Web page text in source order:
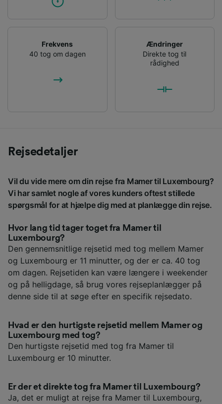
Frekvens
40 tog om dagen
Ændringer
Direkte tog til
rådighed
Rejsedetaljer
Vil du vide mere om din rejse fra Mamer til Luxembourg?
Vi har samlet nogle af vores kunders oftest stillede
spørgsmål for at hjælpe dig med at planlægge din rejse.
Hvor lang tid tager toget fra Mamer til
Luxembourg?
Den gennemsnitlige rejsetid med tog mellem Mamer
og Luxembourg er 11 minutter, og der er ca. 40 tog
om dagen. Rejsetiden kan være længere i weekender
og på helligdage, så brug vores rejseplanlægger på
denne side til at søge efter en specifik rejsedato.
Hvad er den hurtigste rejsetid mellem Mamer og
Luxembourg med tog?
Den hurtigste rejsetid med tog fra Mamer til
Luxembourg er 10 minutter.
Er der et direkte tog fra Mamer til Luxembourg?
Ja, det er muligt at rejse fra Mamer til Luxembourg,